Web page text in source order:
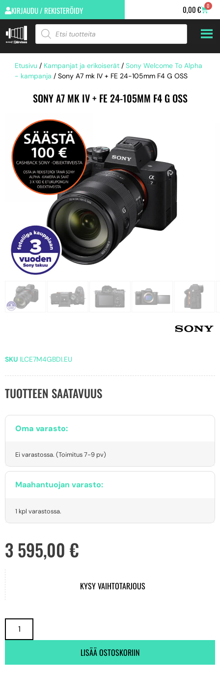
KIRJAUDU / REKISTERÖIDY 0,00€ 0
Etusivu / Kampanjat ja erikoiserät / Sony Welcome To Alpha
- kampanja / Sony A7 mk IV + FE 24-105mm F4 G OSS
SONY A7 MK IV + FE 24-105MM F4 G OSS
SKU ILCE7M4GBDI.EU
TUOTTEEN SAATAVUUS
Oma varasto:
Ei varastossa. (Toimitus 7-9 pv)
Maahantuojan varasto:
1 kpl varastossa.
3 595,00 €
KYSY VAIHTOTARJOUS
LISÄÄ OSTOSKORIIN